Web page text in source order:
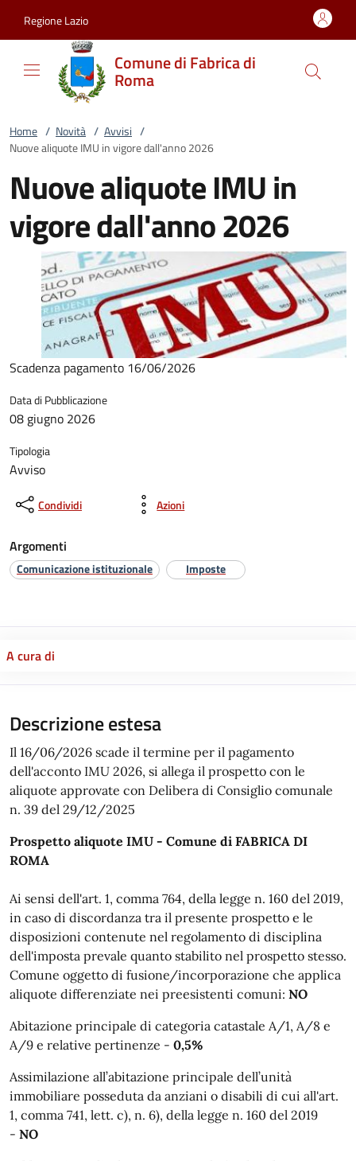
Regione Lazio
Comune di Fabrica di
Roma
Home / Novità / Avvisi /
Nuove aliquote IMU in vigore dall'anno 2026
Nuove aliquote IMU in
vigore dall'anno 2026
Scadenza pagamento 16/06/2026
Data di Pubblicazione
08 giugno 2026
Tipologia
Avviso
Condividi Azioni
Argomenti
Comunicazione istituzionale Imposte
A cura di
Descrizione estesa
Il 16/06/2026 scade il termine per il pagamento
dell'acconto IMU 2026, si allega il prospetto con le
aliquote approvate con Delibera di Consiglio comunale
n. 39 del 29/12/2025
Prospetto aliquote IMU - Comune di FABRICA DI
ROMA
Ai sensi dell'art. 1, comma 764, della legge n. 160 del 2019,
in caso di discordanza tra il presente prospetto e le
disposizioni contenute nel regolamento di disciplina
dell'imposta prevale quanto stabilito nel prospetto stesso.
Comune oggetto di fusione/incorporazione che applica
aliquote differenziate nei preesistenti comuni: NO
Abitazione principale di categoria catastale A/1, A/8 e
A/9 e relative pertinenze - 0,5%
Assimilazione all’abitazione principale dell’unità
immobiliare posseduta da anziani o disabili di cui all'art.
1, comma 741, lett. c), n. 6), della legge n. 160 del 2019
- NO